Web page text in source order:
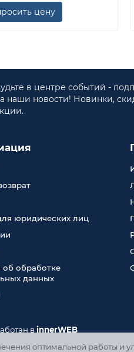
цену
оптимальной работы и
в центре событий -
наши новости! Новинки,
юридических лиц
об обработке
данных
вinnerWEB